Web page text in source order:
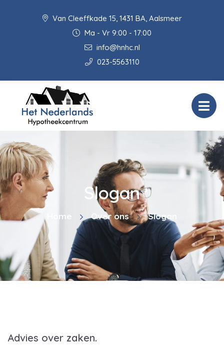
Van Cleeffkade 15, 1431 BA, Aalsmeer
Ma - Vr 9:00 - 17:00
info@hnhc.nl
023-5563110
Slogan
Home Over ons Slogan
Advies over zaken.